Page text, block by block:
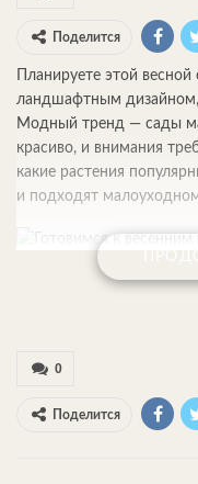
Поделится
Планируете этой
ландшафтным дизайном,
Модный тренд — сады
красиво, и внимания
какие растения
и подходят
и постоянной
привлекательными.
многолетнее растение,
0
Поделится